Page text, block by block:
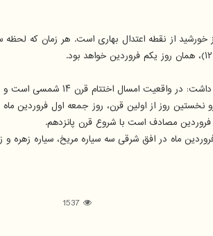
است و قرن جدید از اول فروردین ماه ۱۴۰۱ آغاز می شود.
ماه در افق شرقی سه سیاره مریخ، سیاره
1537